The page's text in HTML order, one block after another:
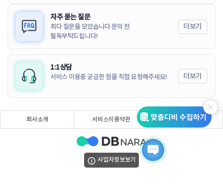
자주 묻는 질문
최다 질문을 모았습니다 문의 전
필독부탁드립니다!
더보기
1:1상담
서비스 이용중 궁금한 점을 직접 요청해주세요! 더보기
회사소개 서비스이용약관 개인정보처리방침
사업자정보보기